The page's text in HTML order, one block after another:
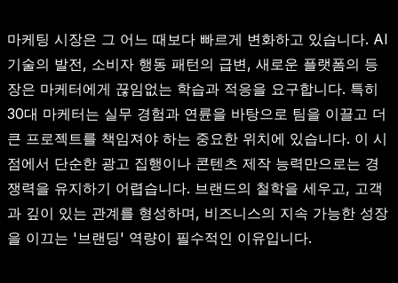
마케팅 시장은 그 어느 때보다 빠르게 변화하고 있습니다. AI
기술의 발전, 소비자 행동 패턴의 급변, 새로운 플랫폼의 등
장은 마케터에게 끊임없는 학습과 적응을 요구합니다. 특히
30대 마케터는 실무 경험과 연륜을 바탕으로 팀을 이끌고 더
큰 프로젝트를 책임져야 하는 중요한 위치에 있습니다. 이 시
점에서 단순한 광고 집행이나 콘텐츠 제작 능력만으로는 경
쟁력을 유지하기 어렵습니다. 브랜드의 철학을 세우고, 고객
과 깊이 있는 관계를 형성하며, 비즈니스의 지속 가능한 성장
을 이끄는 '브랜딩' 역량이 필수적인 이유입니다.